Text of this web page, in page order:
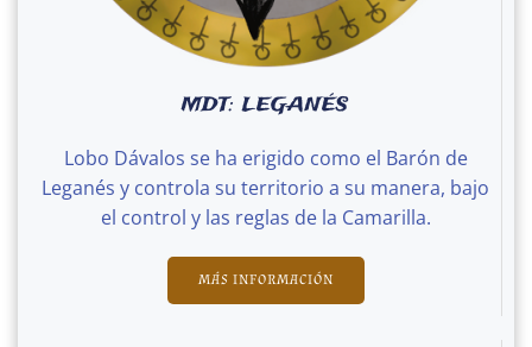
MDT: LEGANÉS
Lobo Dávalos se ha erigido como el Barón de
Leganés y controla su territorio a su manera, bajo
el control y las reglas de la Camarilla.
MÁS INFORMACIÓN